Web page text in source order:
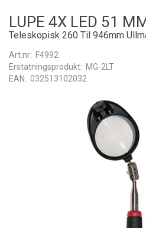
LUPE 4X LED 51
Teleskopisk 260 Til 946mm
Art.nr: F4992
Erstatningsprodukt: MG-2LT
EAN: 032513102032